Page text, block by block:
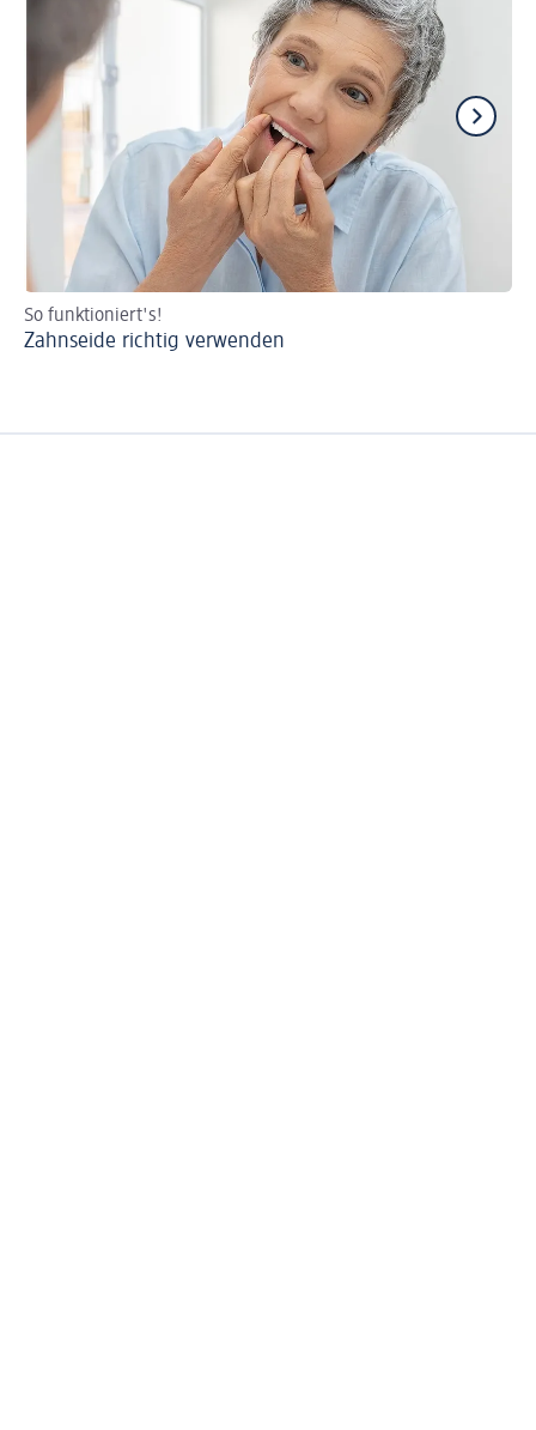
So funktioniert's!
Zahnseide richtig verwenden